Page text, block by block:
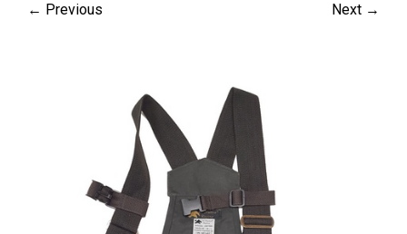
← Previous Next →